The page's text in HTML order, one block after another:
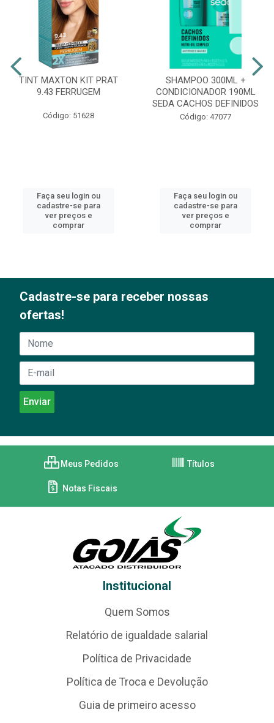
TINT MAXTON KIT PRAT
9.43 FERRUGEM
Código: 51628
Faça seu login ou
cadastre-se para
ver preços e
comprar
SHAMPOO 300ML +
CONDICIONADOR 190ML
SEDA CACHOS DEFINIDOS
Código: 47077
Faça seu login ou
cadastre-se para
ver preços e
comprar
Cadastre-se para receber nossas
ofertas!
Meus Pedidos Títulos
Notas Fiscais
Institucional
Quem Somos
Relatório de igualdade salarial
Política de Privacidade
Política de Troca e Devolução
Guia de primeiro acesso